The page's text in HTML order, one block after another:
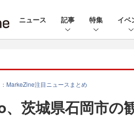
ニュース 記事 特集 イベ
MarkeZine注目ニュースまとめ
、茨城県石岡市